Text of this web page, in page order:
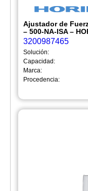
Ajustador de
– 500-NA-ISA –
3200987465
Solución:
Capacidad:
Marca:
Procedencia: